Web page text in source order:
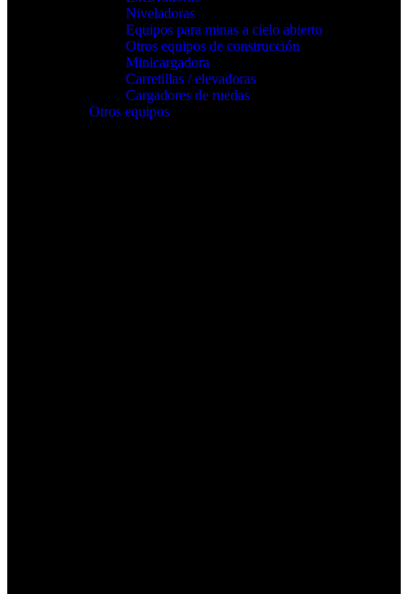
Niveladoras
Equipos para minas a cielo abierto
Otros equipos de construcción
Minicargadora
Carretillas / elevadoras
Cargadores de ruedas
Otros equipos